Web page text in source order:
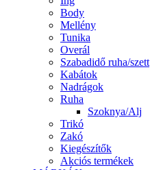
Body
Mellény
Tunika
Overál
Szabadidő ruha/szett
Kabátok
Nadrágok
Ruha
Szoknya/Alj
Trikó
Zakó
Kiegészítők
Akciós termékek